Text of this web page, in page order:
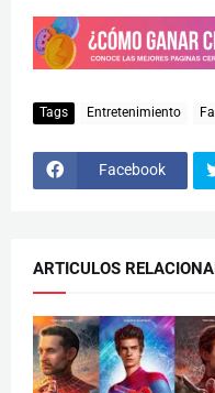
Tags Entretenimiento
Facebook
ARTICULOS